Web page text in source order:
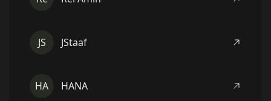
JS JStaaf
HA HANA